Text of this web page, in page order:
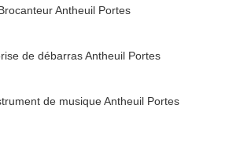
Antheuil Portes
de débarras Antheuil Portes
de musique Antheuil Portes